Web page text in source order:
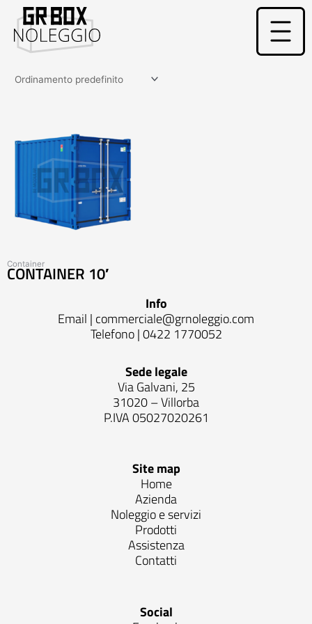
contenuto
Container
CONTAINER 10′
Info
Email | commerciale@grnoleggio.com
Telefono |0422 1770052
Sede legale
Via Galvani, 25
31020 – Villorba
P.IVA 05027020261
Site map
Home
Azienda
Noleggio e servizi
Prodotti
Assistenza
Contatti
Social